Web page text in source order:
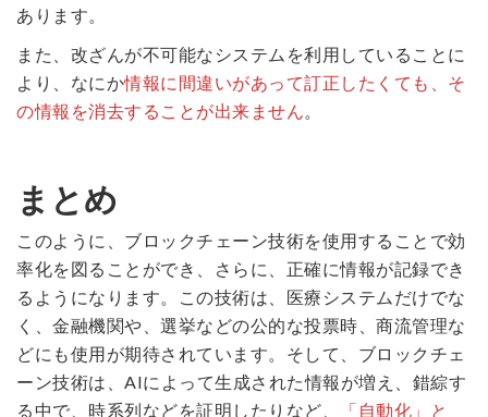
あります。
また、改ざんが不可能なシステムを利用していることに
より、なにか情報に間違いがあって訂正したくても、そ
の情報を消去することが出来ません。
まとめ
このように、ブロックチェーン技術を使用することで効
率化を図ることができ、さらに、正確に情報が記録でき
るようになります。この技術は、医療システムだけでな
く、金融機関や、選挙などの公的な投票時、商流管理な
どにも使用が期待されています。そして、ブロックチェ
ーン技術は、AIによって生成された情報が増え、錯綜す
る中で、時系列などを証明したりなど、
「自動化」と